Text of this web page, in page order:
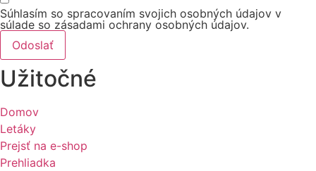
Súhlasím so spracovaním svojich osobných údajov v
súlade so zásadami ochrany osobných údajov.
Odoslať
Užitočné
Domov
Letáky
Prejsť na e-shop
Prehliadka